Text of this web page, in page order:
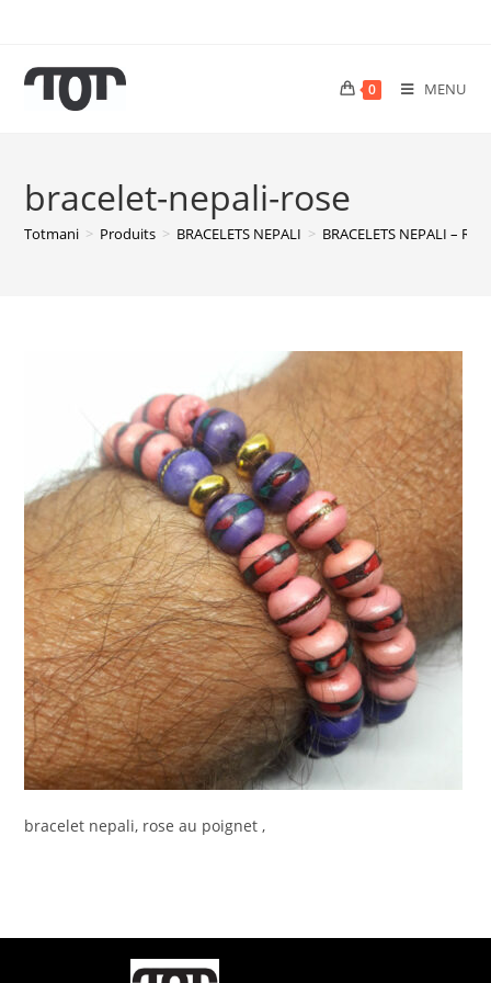
0 MENU
bracelet-nepali-rose
Totmani > Produits > BRACELETS NEPALI > BRACELETS NEPALI –
bracelet nepali, rose au poignet ,